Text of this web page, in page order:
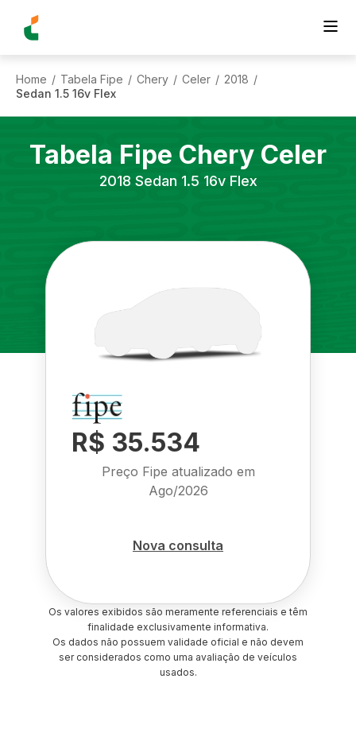
Home / Tabela Fipe / Chery / Celer / 2018 /
Sedan 1.5 16v Flex
Tabela Fipe Chery Celer
2018 Sedan 1.5 16v Flex
R$ 35.534
Preço Fipe atualizado em
Ago/2026
Nova consulta
Os valores exibidos são meramente referenciais e têm
finalidade exclusivamente informativa.
Os dados não possuem validade oficial e não devem
ser considerados como uma avaliação de veículos
usados.